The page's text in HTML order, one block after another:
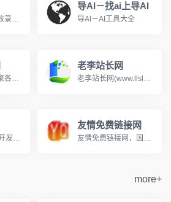
网站导航，网站收录，网站分类，网址分类，网址之家，上网导航
导AI－找ai上导AI
导AI－AI工具大全
零七号导航网汇聚各类实用网站、开发工具、素材资源，面向普通网民与站长，提供网址分类导航、免费收录通道，一键直达优质站点，上网从零七号导航开始
老李站长网
老李站长网(www.llslw.cn)分类目录，免费收录各行业优秀站点，致力成为站长推广网站的首选，用户自主提交，再由我们编辑、审核，形成网站索引。
CoderPlan 面向开发者提供 Claude Code/Codex 中转、Gemini CLI 中转站和第三方 API 接入，按真实调用扣费，API 使用额度、tokens、缓存复用和费用明细都能核对。
友情免费链接网
友情免费链接网，国内访问量很高的友情链接网。免费发布友情链接收录信息的开放平台。
more+